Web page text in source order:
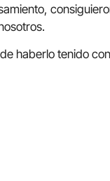
haberlo tenido